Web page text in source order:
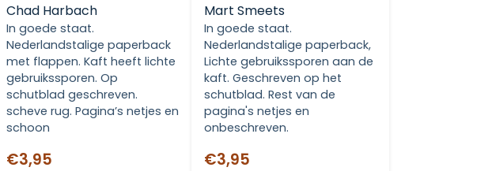
Chad Harbach
In goede staat.
Nederlandstalige paperback
met flappen. Kaft heeft lichte
gebruikssporen. Op
schutblad geschreven.
scheve rug. Pagina’s netjes en
schoon
€3,95
Mart Smeets
In goede staat.
Nederlandstalige paperback,
Lichte gebruikssporen aan de
kaft. Geschreven op het
schutblad. Rest van de
pagina's netjes en
onbeschreven.
€3,95